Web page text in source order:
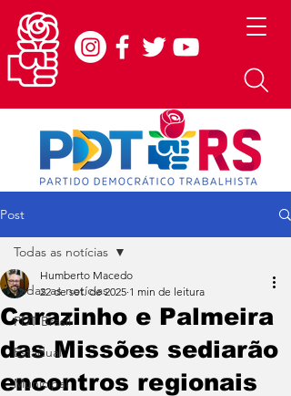
Post
Todas as notícias
PDT Brasil
Estadual
Municipal
Todas as notícias
Carazinho e Palmeira
das Missões sediarão
encontros regionais
Humberto Macedo
22 de set. de 2025 1 min de leitura